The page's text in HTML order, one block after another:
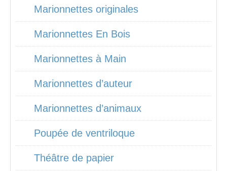
Marionnettes originales
Marionnettes En Bois
Marionnettes à Main
Marionnettes d’auteur
Marionnettes d’animaux
Poupée de ventriloque
Théâtre de papier